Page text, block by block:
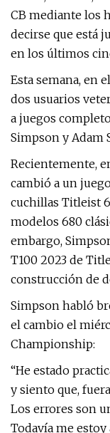
CB mediante los
decirse que está
en los últimos
Esta semana, en
dos usuarios
a juegos
Simpson y Adam
Recientemente,
cambió a un
cuchillas Titleist
modelos 680
embargo,
T100 2023 de
construcción de
Simpson habló
el cambio el
Championship:
“He estado
y siento que,
Los errores son
Todavía me estoy